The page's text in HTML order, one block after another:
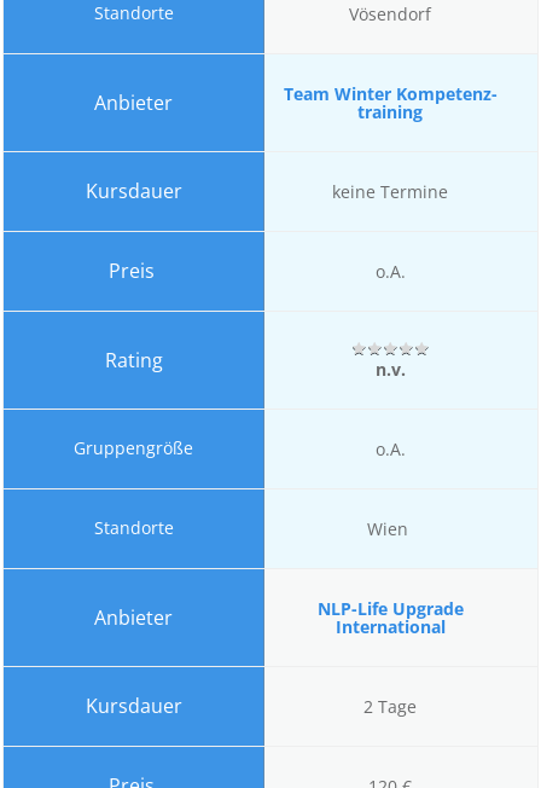
Vösendorf
Team Winter Kompetenz-
training
keine Termine
o.A.
n.v.
o.A.
Wien
NLP-Life Upgrade
International
2 Tage